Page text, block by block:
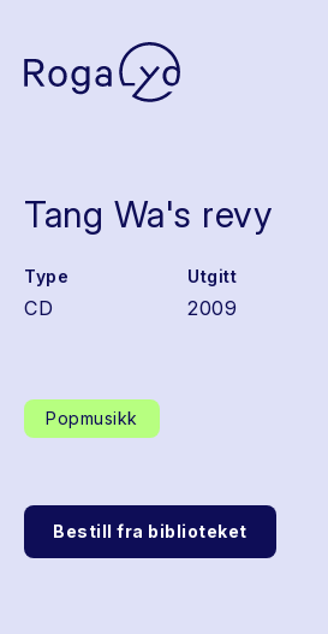
Tang Wa's revy
Type
CD
Utgitt
2009
Popmusikk
Bestill fra biblioteket